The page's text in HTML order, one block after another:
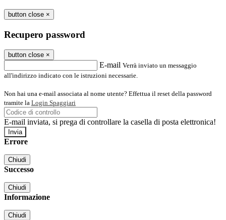
button close ×
Recupero password
button close ×
E-mail Verrà inviato un messaggio
all'indirizzo indicato con le istruzioni necessarie.
Non hai una e-mail associata al nome utente? Effettua il reset della password
tramite la Login Spaggiari
E-mail inviata, si prega di controllare la casella di posta elettronica!
Errore
Chiudi
Successo
Chiudi
Informazione
Chiudi